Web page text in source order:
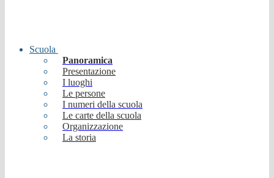
Scuola
Panoramica
Presentazione
I luoghi
Le persone
I numeri della scuola
Le carte della scuola
Organizzazione
La storia